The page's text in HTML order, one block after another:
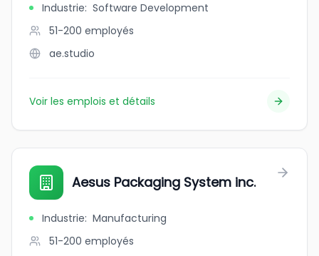
Industrie: Software Development
51-200 employés
ae.studio
Voir les emplois et détails
Aesus Packaging System inc.
Industrie: Manufacturing
51-200 employés